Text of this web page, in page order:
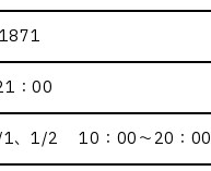
：00
、1/2 10：00～20：00